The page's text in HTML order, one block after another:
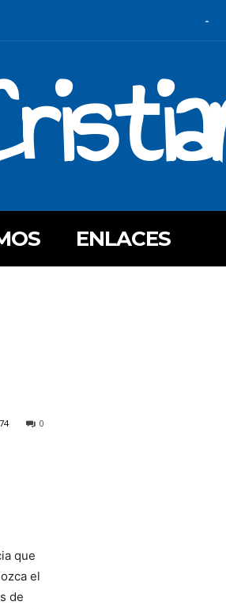
-
ENLACES
0
que
el
de